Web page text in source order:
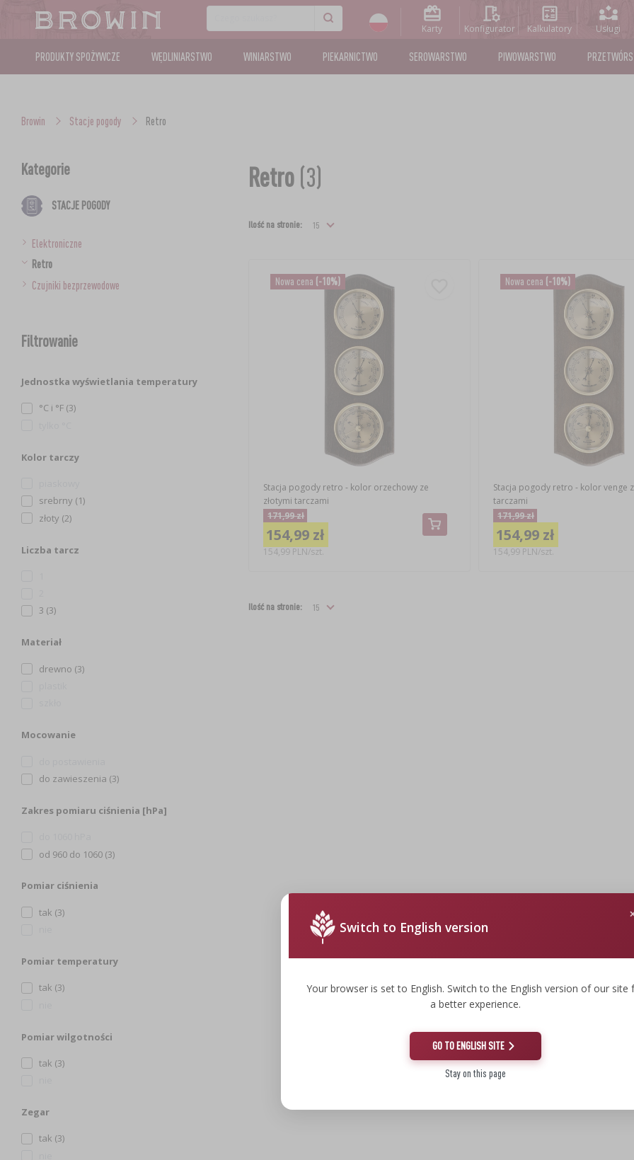
Karty Konfigurator Kalkulatory Usługi
PRODUKTY SPOŻYWCZE WĘDLINIARSTWO WINIARSTWO PIEKARNICTWO SEROWARSTWO PIWOWARSTWO
Browin Stacje pogody Retro
Kategorie
STACJE POGODY
Elektroniczne
Retro
Czujniki bezprzewodowe
Filtrowanie
Jednostka wyświetlania temperatury
°C i °F (3)
Kolor tarczy
srebrny (1)
złoty (2)
Liczba tarcz
3 (3)
Materiał
drewno (3)
Mocowanie
do zawieszenia (3)
Zakres pomiaru ciśnienia [hPa]
od 960 do 1060 (3)
Pomiar ciśnienia
tak (3)
Pomiar temperatury
tak (3)
Pomiar wilgotności
tak (3)
Zegar
tak (3)
Retro(3)
Ilość na stronie:
Nowa cena (-10%)
Stacja pogody retro - kolor orzechowy ze
złotymi tarczami
171,99 zł
154,99 zł
154,99 PLN/szt.
Nowa cena (-10%)
Stacja pogody retro - kolor venge
tarczami
171,99 zł
154,99 zł
154,99 PLN/szt.
Ilość na stronie:
Switch to English version
Your browser is set to English. Switch to the English version of our site
a better experience.
GO TO ENGLISH SITE
Stay on this page